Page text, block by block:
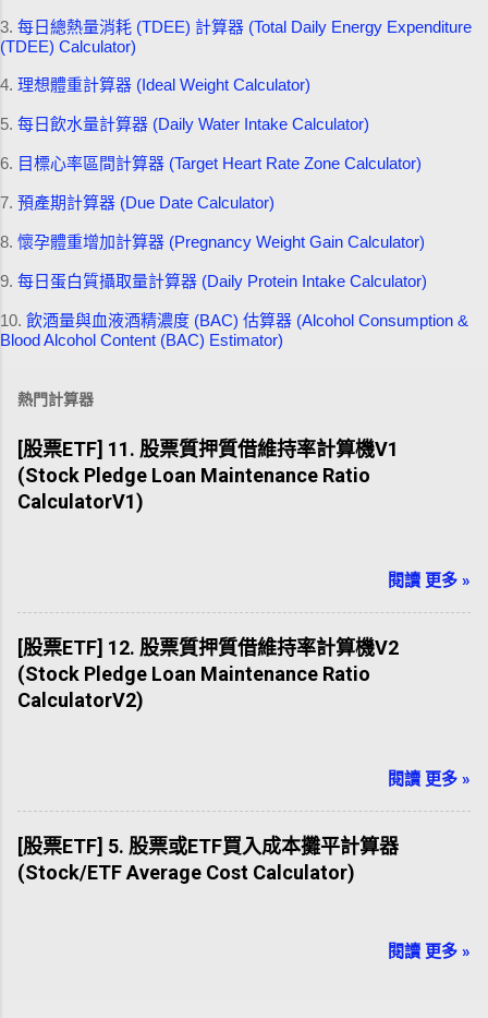
3. 每日總熱量消耗 (TDEE) 計算器 (Total Daily Energy Expenditure
(TDEE) Calculator)
4. 理想體重計算器 (Ideal Weight Calculator)
5. 每日飲水量計算器 (Daily Water Intake Calculator)
6. 目標心率區間計算器 (Target Heart Rate Zone Calculator)
7. 預產期計算器 (Due Date Calculator)
8. 懷孕體重增加計算器 (Pregnancy Weight Gain Calculator)
9. 每日蛋白質攝取量計算器 (Daily Protein Intake Calculator)
10. 飲酒量與血液酒精濃度 (BAC) 估算器 (Alcohol Consumption &
Blood Alcohol Content (BAC) Estimator)
熱門計算器
[股票ETF] 11. 股票質押質借維持率計算機V1
(Stock Pledge Loan Maintenance Ratio
CalculatorV1)
閱讀 更多 »
[股票ETF] 12. 股票質押質借維持率計算機V2
(Stock Pledge Loan Maintenance Ratio
CalculatorV2)
閱讀 更多 »
[股票ETF] 5. 股票或ETF買入成本攤平計算器
(Stock/ETF Average Cost Calculator)
閱讀 更多 »